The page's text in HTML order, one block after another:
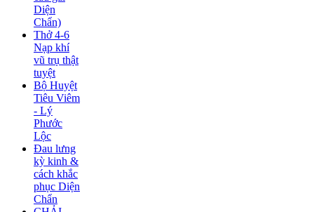
Diện
Chẩn)
Thở 4-6
Nạp khí
vũ trụ thật
tuyệt
Bộ Huyệt
Tiêu Viêm
- Lý
Phước
Lộc
Đau lưng
kỳ kinh &
cách khắc
phục Diện
Chẩn